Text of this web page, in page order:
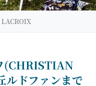
(CHRISTIAN
ルドファンまで